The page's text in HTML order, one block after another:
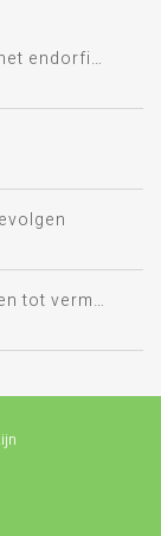
Ons natuurlijk herstelvermogen: het endorfine systeem.
exorfinen in gluten en zuivel leiden tot vermoeidheid